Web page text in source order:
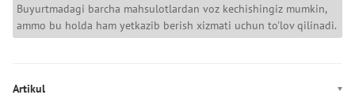
Buyurtmadagi barcha mahsulotlardan voz kechishingiz mumkin,
ammo bu holda ham yetkazib berish xizmati uchun to'lov qilinadi.
Artikul